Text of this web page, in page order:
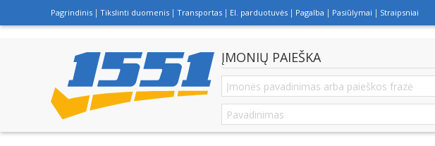
Pagrindinis Tikslinti duomenis Transportas El. parduotuvės Pagalba Pasiūlymai Straipsniai
ĮMONIŲ PAIEŠKA